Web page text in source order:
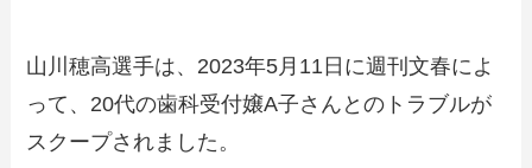
山川穂高選手は、2023年5月11日に週刊文春によ
って、20代の歯科受付嬢A子さんとのトラブルが
スクープされました。